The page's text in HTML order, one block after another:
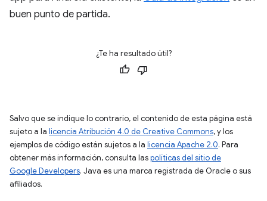
buen punto de partida.
¿Te ha resultado útil?
Salvo que se indique lo contrario, el contenido de esta página está
sujeto a la licencia Atribución 4.0 de Creative Commons, y los
ejemplos de código están sujetos a la licencia Apache 2.0. Para
obtener más información, consulta laspolíticas del sitio de
Google Developers. Java es una marca registrada de Oracle o sus
afiliados.